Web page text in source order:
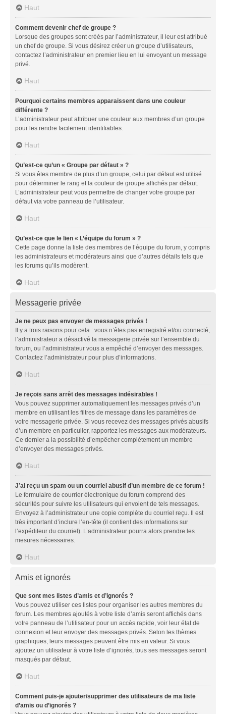
Haut
Comment devenir chef de groupe ?
Lorsque des groupes sont créés par l’administrateur, il leur est attribué
un chef de groupe. Si vous désirez créer un groupe d’utilisateurs,
contactez l’administrateur en premier lieu en lui envoyant un message
privé.
Haut
Pourquoi certains membres apparaissent dans une couleur
différente ?
L’administrateur peut attribuer une couleur aux membres d’un groupe
pour les rendre facilement identifiables.
Haut
Qu’est-ce qu’un « Groupe par défaut » ?
Si vous êtes membre de plus d’un groupe, celui par défaut est utilisé
pour déterminer le rang et la couleur de groupe affichés par défaut.
L’administrateur peut vous permettre de changer votre groupe par
défaut via votre panneau de l’utilisateur.
Haut
Qu’est-ce que le lien « L’équipe du forum » ?
Cette page donne la liste des membres de l’équipe du forum, y compris
les administrateurs et modérateurs ainsi que d’autres détails tels que
les forums qu’ils modèrent.
Haut
Messagerie privée
Je ne peux pas envoyer de messages privés !
Il y a trois raisons pour cela : vous n’êtes pas enregistré et/ou connecté,
l’administrateur a désactivé la messagerie privée sur l’ensemble du
forum, ou l’administrateur vous a empêché d’envoyer des messages.
Contactez l’administrateur pour plus d’informations.
Haut
Je reçois sans arrêt des messages indésirables !
Vous pouvez supprimer automatiquement les messages privés d’un
membre en utilisant les filtres de message dans les paramètres de
votre messagerie privée. Si vous recevez des messages privés abusifs
d’un membre en particulier, rapportez les messages aux modérateurs.
Ce dernier a la possibilité d’empêcher complètement un membre
d’envoyer des messages privés.
Haut
J’ai reçu un spam ou un courriel abusif d’un membre de ce forum !
Le formulaire de courrier électronique du forum comprend des
sécurités pour suivre les utilisateurs qui envoient de tels messages.
Envoyez à l’administrateur une copie complète du courriel reçu. Il est
très important d’inclure l’en-tête (il contient des informations sur
l’expéditeur du courriel). L’administrateur pourra alors prendre les
mesures nécessaires.
Haut
Amis et ignorés
Que sont mes listes d’amis et d’ignorés ?
Vous pouvez utiliser ces listes pour organiser les autres membres du
forum. Les membres ajoutés à votre liste d’amis seront affichés dans
votre panneau de l’utilisateur pour un accès rapide, voir leur état de
connexion et leur envoyer des messages privés. Selon les thèmes
graphiques, leurs messages peuvent être mis en valeur. Si vous
ajoutez un utilisateur à votre liste d’ignorés, tous ses messages seront
masqués par défaut.
Haut
Comment puis-je ajouter/supprimer des utilisateurs de ma liste
d’amis ou d’ignorés ?